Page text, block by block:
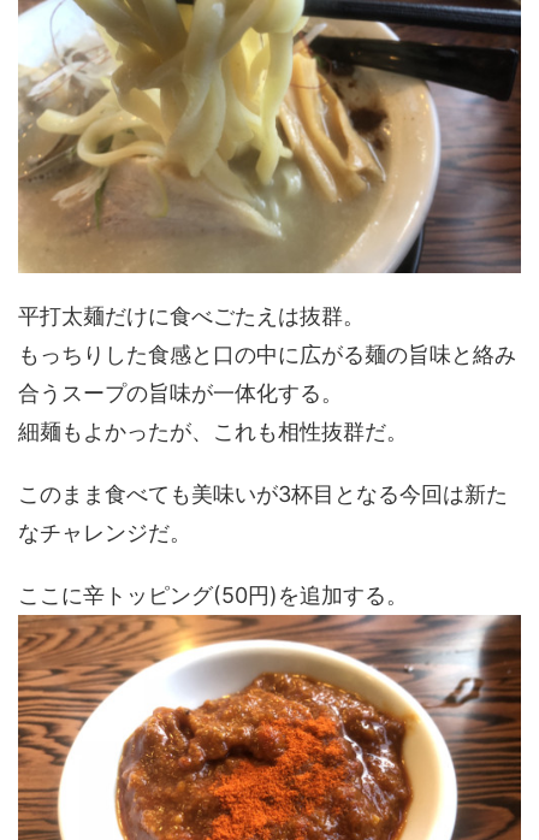
平打太麺だけに食べごたえは抜群。
もっちりした食感と口の中に広がる麺の旨味と絡み
合うスープの旨味が一体化する。
細麺もよかったが、これも相性抜群だ。
このまま食べても美味いが3杯目となる今回は新た
なチャレンジだ。
ここに辛トッピング(50円)を追加する。